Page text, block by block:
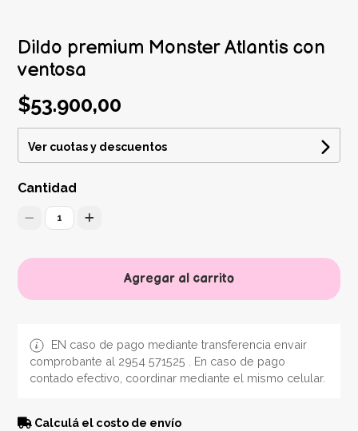
Dildo premium Monster Atlantis con
ventosa
$53.900,00
Ver cuotas y descuentos
Cantidad
1
Agregar al carrito
EN caso de pago mediante transferencia envair
comprobante al 2954 571525 . En caso de pago
contado efectivo, coordinar mediante el mismo celular.
Calculá el costo de envío